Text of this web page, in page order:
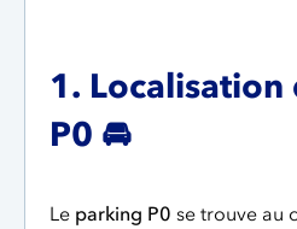
1.
P0 🚘
Le parking P0 se trouve au